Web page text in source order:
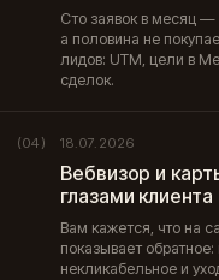
Сто заявок в месяц —
а половина не
лидов: UTM, цели в
сделок.
(04) 18.07.2026
Вебвизор и
глазами клиента
Вам кажется, что на
показывает
некликабельное и